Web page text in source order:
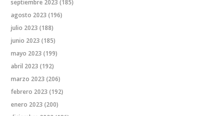
septiembre 2023 (185)
agosto 2023 (196)
julio 2023 (188)
junio 2023 (185)
mayo 2023 (199)
abril 2023 (192)
marzo 2023 (206)
febrero 2023 (192)
enero 2023 (200)